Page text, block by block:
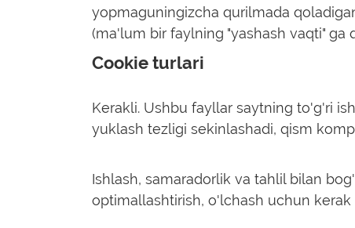
yopmaguningizcha qurilmada
(ma'lum bir faylning "yashash vaqti" ga
Cookie turlari
Kerakli. Ushbu fayllar saytning to'g'ri
yuklash tezligi sekinlashadi, qism
Ishlash, samaradorlik va tahlil bilan
optimallashtirish, o'lchash uchun